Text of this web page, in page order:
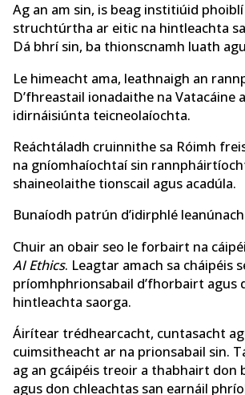
Ag an am sin, is beag institiúid
struchtúrtha ar eitic na hintleachta
Dá bhrí sin, ba thionscnamh luath
Le himeacht ama, leathnaigh an
D’fhreastail ionadaithe na Vatacáine
idirnáisiúnta teicneolaíochta.
Reáchtáladh cruinnithe sa Róimh
na gníomhaíochtaí sin
shaineolaithe tionscail agus acadúla.
Bunaíodh patrún d’idirphlé
Chuir an obair seo le forbairt na
AI Ethics. Leagtar amach sa cháipéis
príomhphrionsabail d’fhorbairt agus
hintleachta saorga.
Áirítear trédhearcacht, cuntasacht
cuimsitheacht ar na prionsabail sin.
ag an gcáipéis treoir a thabhairt don
agus don chleachtas san earnáil